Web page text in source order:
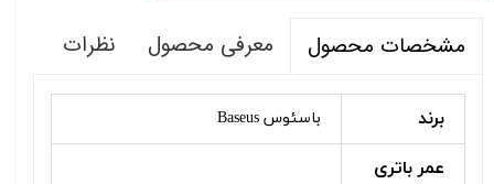
مشخصات محصول معرفی محصول نظرات
برند باسئوس Baseus
عمر باتری